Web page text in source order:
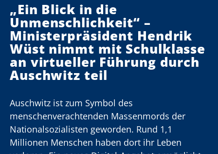
„Ein Blick in die
Unmenschlichkeit“ –
Ministerpräsident Hendrik
Wüst nimmt mit Schulklasse
an virtueller Führung durch
Auschwitz teil
Auschwitz ist zum Symbol des
menschenverachtenden Massenmords der
Nationalsozialisten geworden. Rund 1,1
Millionen Menschen haben dort ihr Leben